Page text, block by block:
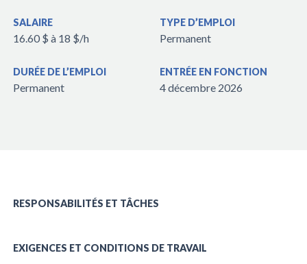
SALAIRE
16.60 $ à 18 $/h
TYPE D’EMPLOI
Permanent
DURÉE DE L’EMPLOI
Permanent
ENTRÉE EN FONCTION
4 décembre 2026
RESPONSABILITÉS ET TÂCHES
EXIGENCES ET CONDITIONS DE TRAVAIL